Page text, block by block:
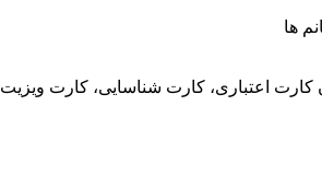
ها
کارت اعتباری، کارت شناسایی، کارت ویزیت